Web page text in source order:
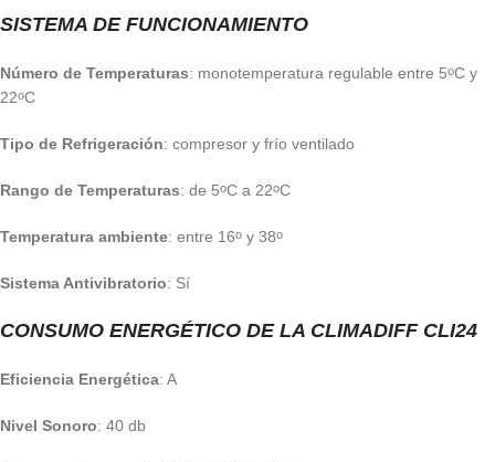
SISTEMA DE FUNCIONAMIENTO
Número de Temperaturas: monotemperatura regulable entre 5oC y
22oC
Tipo de Refrigeración: compresor y frío ventilado
Rango de Temperaturas: de 5oC a 22oC
Temperatura ambiente: entre 16o y 38o
Sistema Antivibratorio: Sí
CONSUMO ENERGÉTICO DE LA CLIMADIFF CLI24
Eficiencia Energética: A
Nivel Sonoro: 40 db